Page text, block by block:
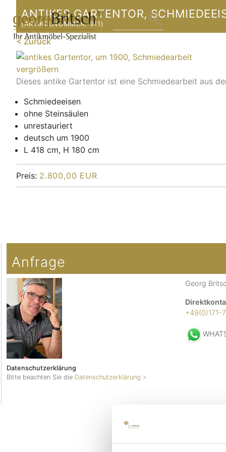
ANTIKES GARTENTOR,
(ARTIKELNUMMER:911)
< Zurück
vergrößern
Dieses antike Gartentor ist eine Schmiedearbeit aus
Schmiedeeisen
ohne Steinsäulen
unrestauriert
deutsch um 1900
L 418 cm, H 180 cm
Preis: 2.800,00 EUR
Anfrage
Georg
+49(0)171-
Datenschutzerklärung
Bitte beachten Sie die Datenschutzerklärung >